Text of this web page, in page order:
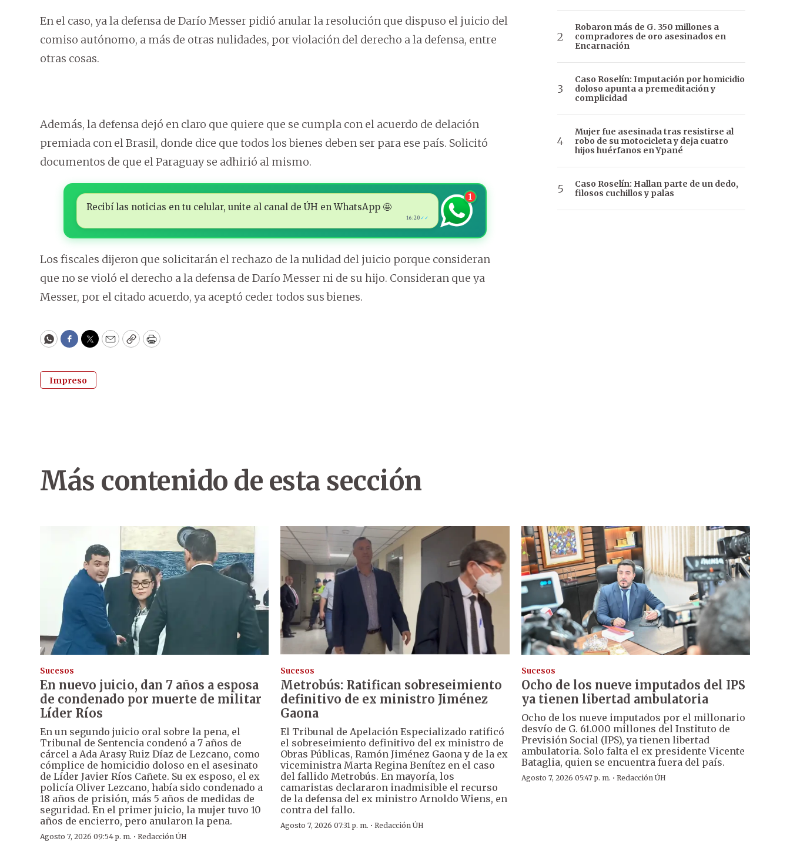
En el caso, ya la defensa de Darío Messer pidió anular la resolución que dispuso el juicio del
comiso autónomo, a más de otras nulidades, por violación del derecho a la defensa, entre
otras cosas.
Además, la defensa dejó en claro que quiere que se cumpla con el acuerdo de delación
premiada con el Brasil, donde dice que todos los bienes deben ser para ese país. Solicitó
documentos de que el Paraguay se adhirió al mismo.
Recibí las noticias en tu celular, unite al canal de ÚH en WhatsApp 🤩
16:20 ✓✓
1
Los fiscales dijeron que solicitarán el rechazo de la nulidad del juicio porque consideran
que no se violó el derecho a la defensa de Darío Messer ni de su hijo. Consideran que ya
Messer, por el citado acuerdo, ya aceptó ceder todos sus bienes.
WhatsApp
Facebook
Twitter
EmailCopyPrint
Impreso
Robaron más de G. 350 millones a
compradores de oro asesinados en
Encarnación
Caso Roselín: Imputación por homicidio
doloso apunta a premeditación y
complicidad
Mujer fue asesinada tras resistirse al
robo de su motocicleta y deja cuatro
hijos huérfanos en Ypané
Caso Roselín: Hallan parte de un dedo,
filosos cuchillos y palas
Más contenido de esta sección
Sucesos
En nuevo juicio, dan 7 años a esposa
de condenado por muerte de militar
Líder Ríos
En un segundo juicio oral sobre la pena, el
Tribunal de Sentencia condenó a 7 años de
cárcel a Ada Arasy Ruiz Díaz de Lezcano, como
cómplice de homicidio doloso en el asesinato
de Líder Javier Ríos Cañete. Su ex esposo, el ex
policía Oliver Lezcano, había sido condenado a
18 años de prisión, más 5 años de medidas de
seguridad. En el primer juicio, la mujer tuvo 10
años de encierro, pero anularon la pena.
Agosto 7, 2026 09:54 p. m. · Redacción ÚH
Sucesos
Metrobús: Ratifican sobreseimiento
definitivo de ex ministro Jiménez
Gaona
El Tribunal de Apelación Especializado ratificó
el sobreseimiento definitivo del ex ministro de
Obras Públicas, Ramón Jiménez Gaona y de la ex
viceministra Marta Regina Benítez en el caso
del fallido Metrobús. En mayoría, los
camaristas declararon inadmisible el recurso
de la defensa del ex ministro Arnoldo Wiens, en
contra del fallo.
Agosto 7, 2026 07:31 p. m. ·Redacción ÚH
Sucesos
Ocho de los nueve imputados del IPS
ya tienen libertad ambulatoria
Ocho de los nueve imputados por el millonario
desvío de G. 61.000 millones del Instituto de
Previsión Social (IPS), ya tienen libertad
ambulatoria. Solo falta el ex presidente Vicente
Bataglia, quien se encuentra fuera del país.
Agosto 7, 2026 05:47 p. m. · Redacción ÚH